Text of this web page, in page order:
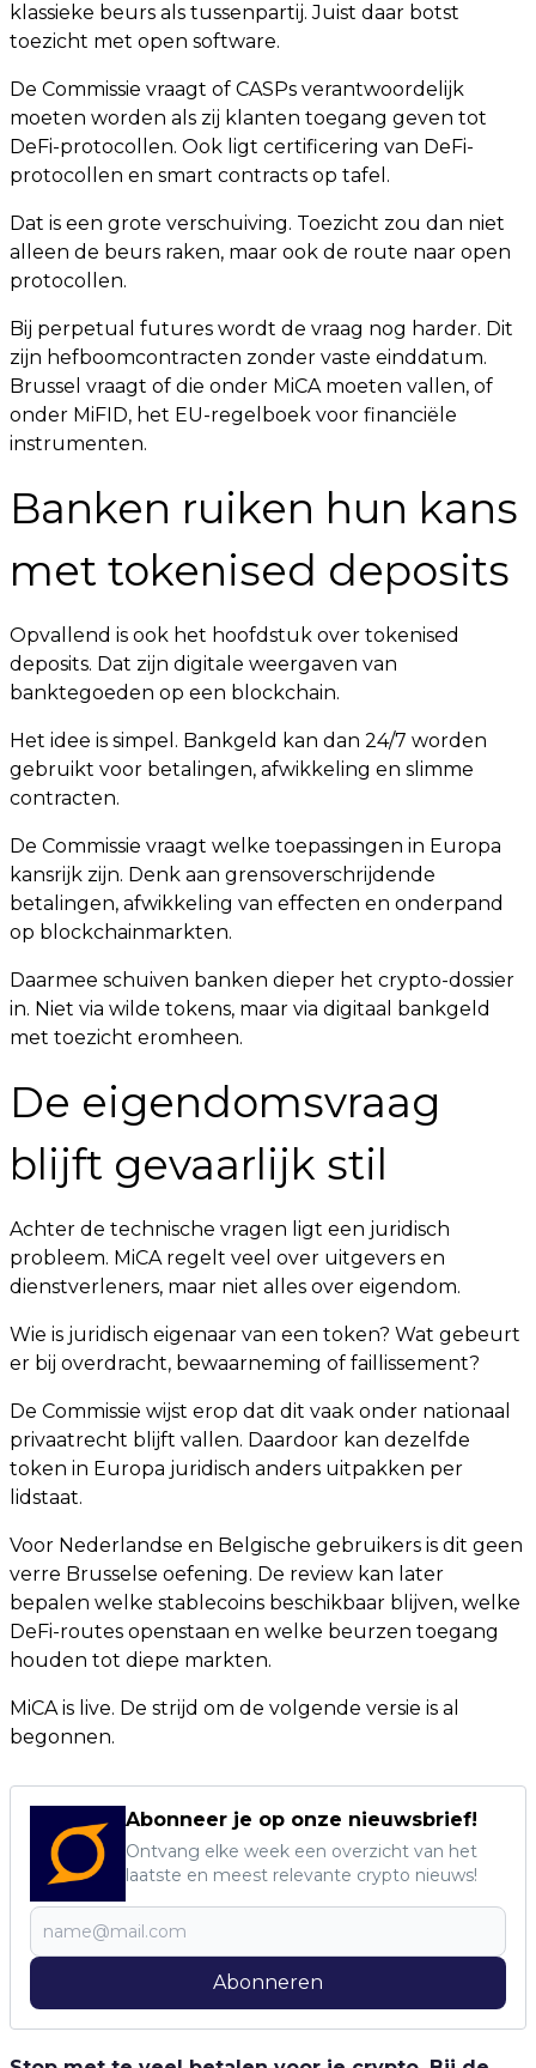
klassieke beurs als tussenpartij. Juist daar botst
toezicht met open software.
De Commissie vraagt of CASPs verantwoordelijk
moeten worden als zij klanten toegang geven tot
DeFi-protocollen. Ook ligt certificering van DeFi-
protocollen en smart contracts op tafel.
Dat is een grote verschuiving. Toezicht zou dan niet
alleen de beurs raken, maar ook de route naar open
protocollen.
Bij perpetual futures wordt de vraag nog harder. Dit
zijn hefboomcontracten zonder vaste einddatum.
Brussel vraagt of die onder MiCA moeten vallen, of
onder MiFID, het EU-regelboek voor financiële
instrumenten.
Banken ruiken hun kans
met tokenised deposits
Opvallend is ook het hoofdstuk over tokenised
deposits. Dat zijn digitale weergaven van
banktegoeden op een blockchain.
Het idee is simpel. Bankgeld kan dan 24/7 worden
gebruikt voor betalingen, afwikkeling en slimme
contracten.
De Commissie vraagt welke toepassingen in Europa
kansrijk zijn. Denk aan grensoverschrijdende
betalingen, afwikkeling van effecten en onderpand
op blockchainmarkten.
Daarmee schuiven banken dieper het crypto-dossier
in. Niet via wilde tokens, maar via digitaal bankgeld
met toezicht eromheen.
De eigendomsvraag
blijft gevaarlijk stil
Achter de technische vragen ligt een juridisch
probleem. MiCA regelt veel over uitgevers en
dienstverleners, maar niet alles over eigendom.
Wie is juridisch eigenaar van een token? Wat gebeurt
er bij overdracht, bewaarneming of faillissement?
De Commissie wijst erop dat dit vaak onder nationaal
privaatrecht blijft vallen. Daardoor kan dezelfde
token in Europa juridisch anders uitpakken per
lidstaat.
Voor Nederlandse en Belgische gebruikers is dit geen
verre Brusselse oefening. De review kan later
bepalen welke stablecoins beschikbaar blijven, welke
DeFi-routes openstaan en welke beurzen toegang
houden tot diepe markten.
MiCA is live. De strijd om de volgende versie is al
begonnen.
Abonneer je op onze nieuwsbrief!
Ontvang elke week een overzicht van het
laatste en meest relevante crypto nieuws!
Abonneren